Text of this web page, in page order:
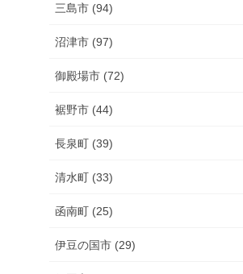
三島市 (94)
沼津市 (97)
御殿場市 (72)
裾野市 (44)
長泉町 (39)
清水町 (33)
函南町 (25)
伊豆の国市 (29)